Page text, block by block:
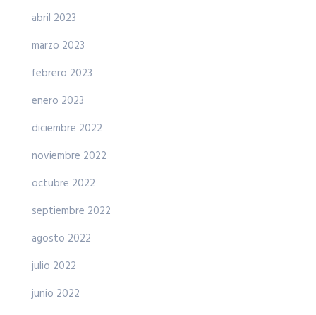
abril 2023
marzo 2023
febrero 2023
enero 2023
diciembre 2022
noviembre 2022
octubre 2022
septiembre 2022
agosto 2022
julio 2022
junio 2022